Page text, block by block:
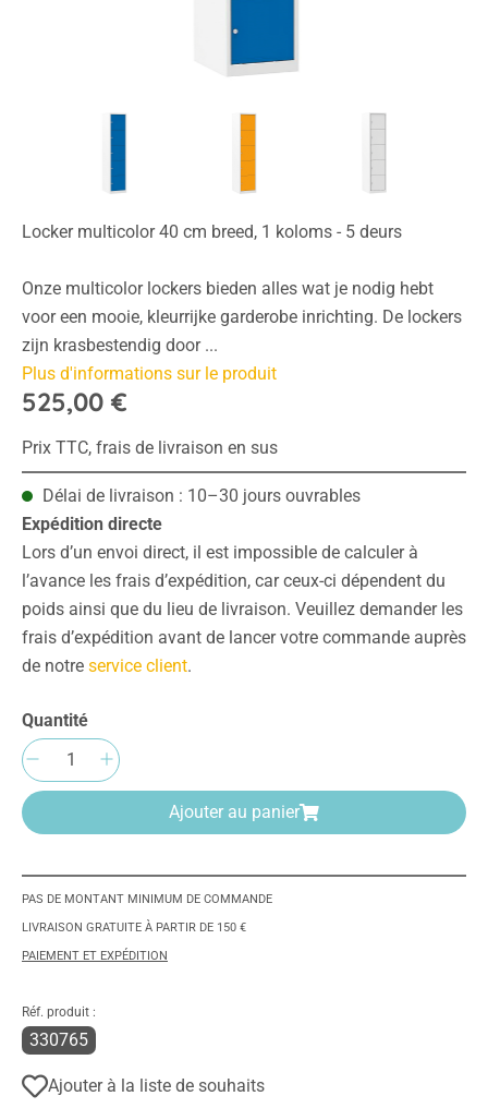
Locker multicolor 40 cm breed, 1 koloms - 5 deurs
Onze multicolor lockers bieden alles wat je nodig hebt
voor een mooie, kleurrijke garderobe inrichting. De lockers
zijn krasbestendig door ...
Plus d'informations sur le produit
525,00 €
Prix TTC, frais de livraison en sus
Délai de livraison : 10–30 jours ouvrables
Expédition directe
Lors d’un envoi direct, il est impossible de calculer à
l’avance les frais d’expédition, car ceux-ci dépendent du
poids ainsi que du lieu de livraison. Veuillez demander les
frais d’expédition avant de lancer votre commande auprès
de notre service client.
Quantité
Quantité de produit : Entrez la quantité
Ajouter au panier
PAS DE MONTANT MINIMUM DE COMMANDE
LIVRAISON GRATUITE À PARTIR DE 150 €
PAIEMENT ET EXPÉDITION
Réf. produit :
330765
Ajouter à la liste de souhaits